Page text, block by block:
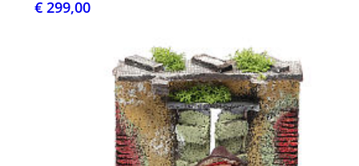
€ 299,00